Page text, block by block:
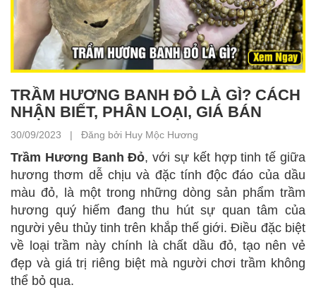
TRẦM HƯƠNG BANH ĐỎ LÀ GÌ? CÁCH
NHẬN BIẾT, PHÂN LOẠI, GIÁ BÁN
30/09/2023 | Đăng bởi Huy Mộc Hương
Trầm Hương Banh Đỏ, với sự kết hợp tinh tế giữa
hương thơm dễ chịu và đặc tính độc đáo của dầu
màu đỏ, là một trong những dòng sản phẩm trầm
hương quý hiếm đang thu hút sự quan tâm của
người yêu thủy tinh trên khắp thế giới. Điều đặc biệt
về loại trầm này chính là chất dầu đỏ, tạo nên vẻ
đẹp và giá trị riêng biệt mà người chơi trầm không
thể bỏ qua.